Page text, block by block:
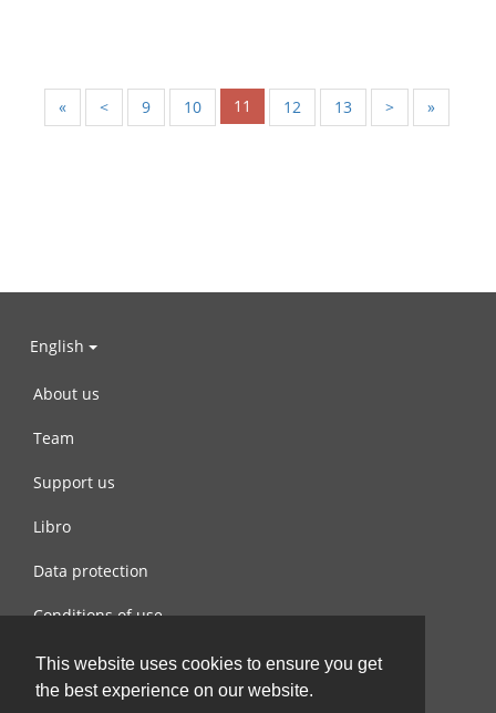
This website uses cookies to ensure you get
the best experience on our website.
« < 9 10 11 12 13 > »
English
About us
Team
Support us
Libro
Data protection
Conditions of use
Contact us